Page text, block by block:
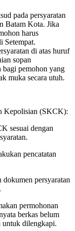
pada persyaratan
Batam Kota. Jika
harus
Setempat.
di atas huruf
sopan
bagi pemohon yang
muka secara utuh.
Kepolisian (SKCK):
sesuai dengan
pencatatan
persyaratan
permohonan
berkas belum
untuk dilengkapi.